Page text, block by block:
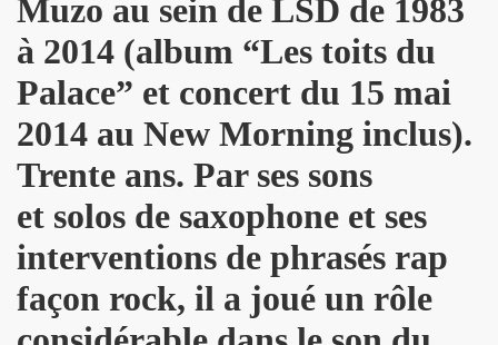
Muzo au sein de LSD de 1983
à 2014 (album “Les toits du
Palace” et concert du 15 mai
2014 au New Morning inclus).
Trente ans. Par ses sons
et solos de saxophone et ses
interventions de phrasés rap
façon rock, il a joué un rôle
conference de PATRICK "Ki-ox" CARDE (guitariste
"AJASPHERE vol. II" le 6 septembre 2024 a la
belle") et LEONARD LASRY ("Le grand danger de
"AJASPHERE VOL. II" les 6 et 27 avril 2024 + le 5 juin
Z. KAN : chronique par PATRICK EUDELINE dans
Jean Nakache, Jerome Lambert, Patrice Brochery et